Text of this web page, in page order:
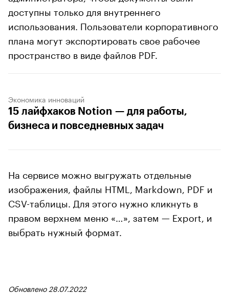
доступны только для внутреннего
использования. Пользователи корпоративного
плана могут экспортировать свое рабочее
пространство в виде файлов PDF.
Экономика инноваций
15 лайфхаков Notion — для работы,
бизнеса и повседневных задач
На сервисе можно выгружать отдельные
изображения, файлы HTML, Markdown, PDF и
CSV-таблицы. Для этого нужно кликнуть в
правом верхнем меню «…», затем — Export, и
выбрать нужный формат.
Обновлено 28.07.2022